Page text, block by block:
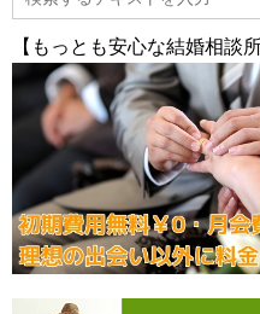
【もっとも安心な結婚相談